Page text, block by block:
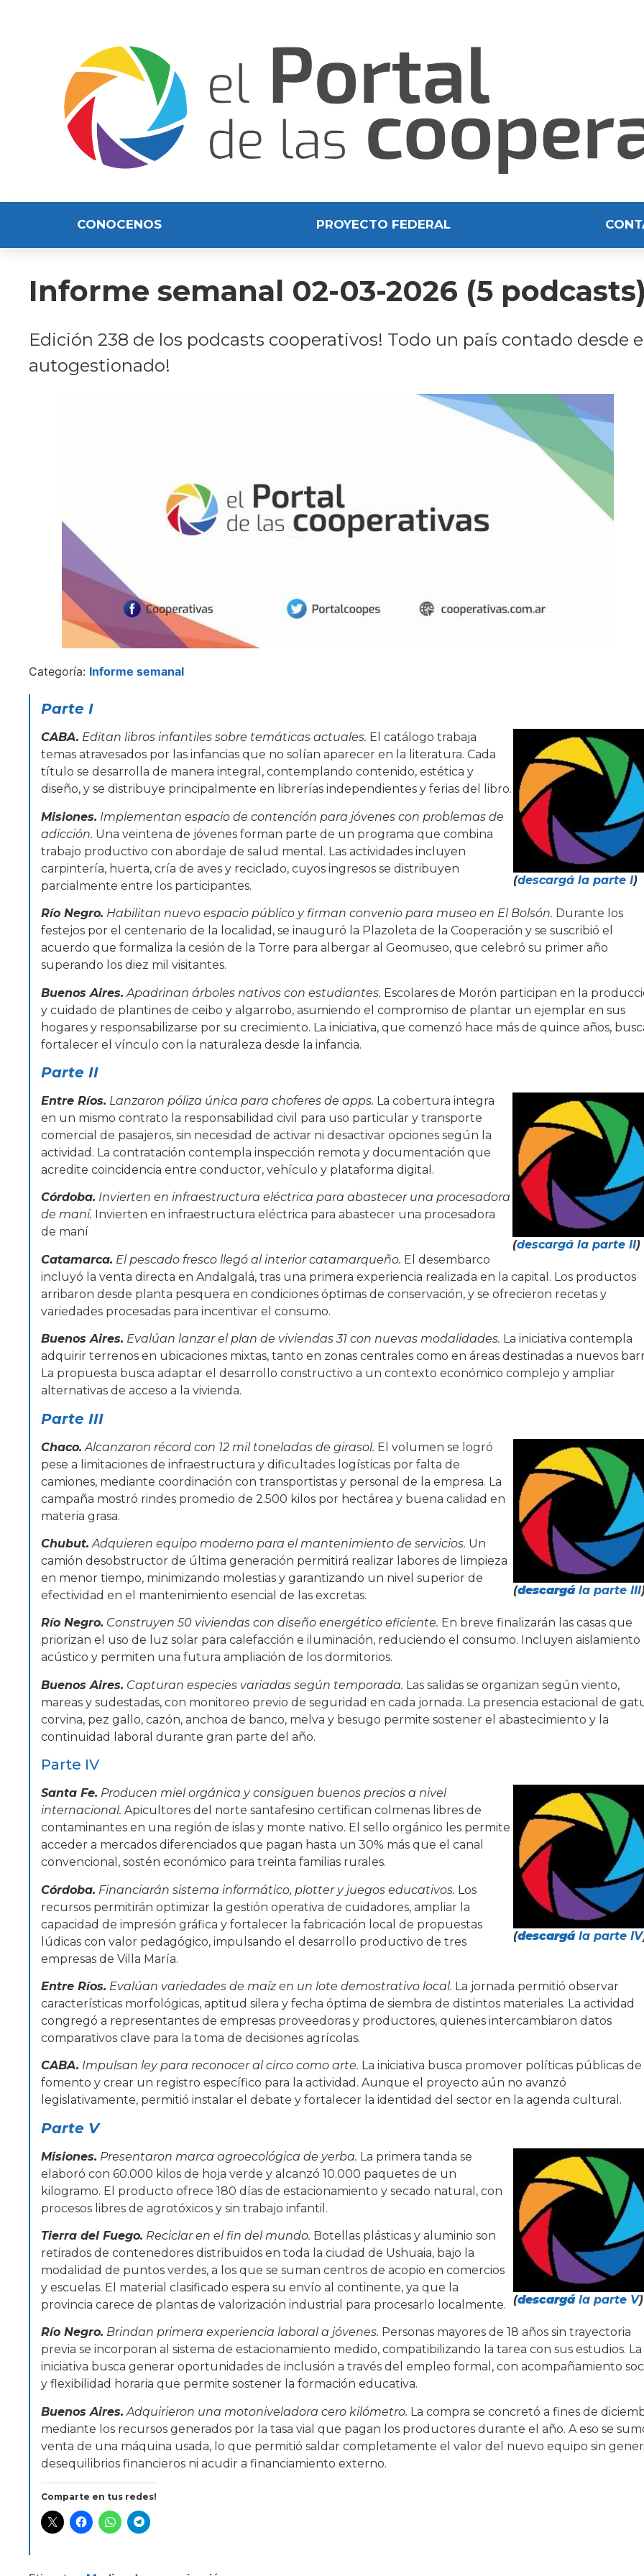
CONOCENOS PROYECTO FEDERAL
Informe semanal 02-03-2026 (5
Edición 238 de los podcasts cooperativos! Todo un país contado desde
autogestionado!
Categoría: Informe semanal
Parte I
(descargá la parte I)
CABA. Editan libros infantiles sobre temáticas actuales. El catálogo trabaja
temas atravesados por las infancias que no solían aparecer en la literatura. Cada
título se desarrolla de manera integral, contemplando contenido, estética y
diseño, y se distribuye principalmente en librerías independientes y ferias del libro.
Misiones. Implementan espacio de contención para jóvenes con problemas de
adicción. Una veintena de jóvenes forman parte de un programa que combina
trabajo productivo con abordaje de salud mental. Las actividades incluyen
carpintería, huerta, cría de aves y reciclado, cuyos ingresos se distribuyen
parcialmente entre los participantes.
Río Negro. Habilitan nuevo espacio público y firman convenio para museo en El Bolsón. Durante los
festejos por el centenario de la localidad, se inauguró la Plazoleta de la Cooperación y se suscribió el
acuerdo que formaliza la cesión de la Torre para albergar al Geomuseo, que celebró su primer año
superando los diez mil visitantes.
Buenos Aires. Apadrinan árboles nativos con estudiantes. Escolares de Morón participan en la
y cuidado de plantines de ceibo y algarrobo, asumiendo el compromiso de plantar un ejemplar en sus
hogares y responsabilizarse por su crecimiento. La iniciativa, que comenzó hace más de quince años,
fortalecer el vínculo con la naturaleza desde la infancia.
Parte II
(descargá la parte II)
Entre Ríos. Lanzaron póliza única para choferes de apps. La cobertura integra
en un mismo contrato la responsabilidad civil para uso particular y transporte
comercial de pasajeros, sin necesidad de activar ni desactivar opciones según la
actividad. La contratación contempla inspección remota y documentación que
acredite coincidencia entre conductor, vehículo y plataforma digital.
Córdoba. Invierten en infraestructura eléctrica para abastecer una procesadora
de maní. Invierten en infraestructura eléctrica para abastecer una procesadora
de maní
Catamarca. El pescado fresco llegó al interior catamarqueño. El desembarco
incluyó la venta directa en Andalgalá, tras una primera experiencia realizada en la capital. Los productos
arribaron desde planta pesquera en condiciones óptimas de conservación, y se ofrecieron recetas y
variedades procesadas para incentivar el consumo.
Buenos Aires. Evalúan lanzar el plan de viviendas 31 con nuevas modalidades. La iniciativa contempla
adquirir terrenos en ubicaciones mixtas, tanto en zonas centrales como en áreas destinadas a nuevos
La propuesta busca adaptar el desarrollo constructivo a un contexto económico complejo y ampliar
alternativas de acceso a la vivienda.
Parte III
(descargála parte III
Chaco. Alcanzaron récord con 12 mil toneladas de girasol. El volumen se logró
pese a limitaciones de infraestructura y dificultades logísticas por falta de
camiones, mediante coordinación con transportistas y personal de la empresa. La
campaña mostró rindes promedio de 2.500 kilos por hectárea y buena calidad en
materia grasa.
Chubut. Adquieren equipo moderno para el mantenimiento de servicios. Un
camión desobstructor de última generación permitirá realizar labores de limpieza
en menor tiempo, minimizando molestias y garantizando un nivel superior de
efectividad en el mantenimiento esencial de las excretas.
Río Negro. Construyen 50 viviendas con diseño energético eficiente. En breve finalizarán las casas que
priorizan el uso de luz solar para calefacción e iluminación, reduciendo el consumo. Incluyen aislamiento
acústico y permiten una futura ampliación de los dormitorios.
Buenos Aires. Capturan especies variadas según temporada. Las salidas se organizan según viento,
mareas y sudestadas, con monitoreo previo de seguridad en cada jornada. La presencia estacional de
corvina, pez gallo, cazón, anchoa de banco, melva y besugo permite sostener el abastecimiento y la
continuidad laboral durante gran parte del año.
Parte IV
(descargála parte IV
Santa Fe. Producen miel orgánica y consiguen buenos precios a nivel
internacional. Apicultores del norte santafesino certifican colmenas libres de
contaminantes en una región de islas y monte nativo. El sello orgánico les permite
acceder a mercados diferenciados que pagan hasta un 30% más que el canal
convencional, sostén económico para treinta familias rurales.
Córdoba. Financiarán sistema informático, plotter y juegos educativos. Los
recursos permitirán optimizar la gestión operativa de cuidadores, ampliar la
capacidad de impresión gráfica y fortalecer la fabricación local de propuestas
lúdicas con valor pedagógico, impulsando el desarrollo productivo de tres
empresas de Villa María.
Entre Ríos. Evalúan variedades de maíz en un lote demostrativo local. La jornada permitió observar
características morfológicas, aptitud silera y fecha óptima de siembra de distintos materiales. La actividad
congregó a representantes de empresas proveedoras y productores, quienes intercambiaron datos
comparativos clave para la toma de decisiones agrícolas.
CABA. Impulsan ley para reconocer al circo como arte. La iniciativa busca promover políticas públicas de
fomento y crear un registro específico para la actividad. Aunque el proyecto aún no avanzó
legislativamente, permitió instalar el debate y fortalecer la identidad del sector en la agenda cultural.
Parte V
(descargála parte V)
Misiones. Presentaron marca agroecológica de yerba. La primera tanda se
elaboró con 60.000 kilos de hoja verde y alcanzó 10.000 paquetes de un
kilogramo. El producto ofrece 180 días de estacionamiento y secado natural, con
procesos libres de agrotóxicos y sin trabajo infantil.
Tierra del Fuego. Reciclar en el fin del mundo. Botellas plásticas y aluminio son
retirados de contenedores distribuidos en toda la ciudad de Ushuaia, bajo la
modalidad de puntos verdes, a los que se suman centros de acopio en comercios
y escuelas. El material clasificado espera su envío al continente, ya que la
provincia carece de plantas de valorización industrial para procesarlo localmente.
Río Negro. Brindan primera experiencia laboral a jóvenes. Personas mayores de 18 años sin trayectoria
previa se incorporan al sistema de estacionamiento medido, compatibilizando la tarea con sus estudios. La
iniciativa busca generar oportunidades de inclusión a través del empleo formal, con acompañamiento
y flexibilidad horaria que permite sostener la formación educativa.
Buenos Aires. Adquirieron una motoniveladora cero kilómetro. La compra se concretó a fines de
mediante los recursos generados por la tasa vial que pagan los productores durante el año. A eso se
venta de una máquina usada, lo que permitió saldar completamente el valor del nuevo equipo sin
desequilibrios financieros ni acudir a financiamiento externo.
Comparte en tus redes!